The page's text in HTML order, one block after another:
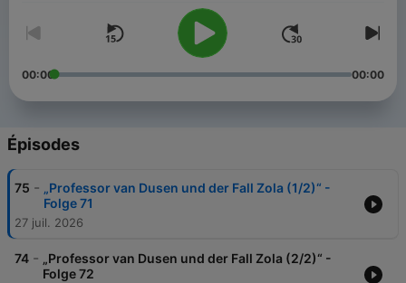
00:00 00:00
Épisodes
75 - „Professor van Dusen und der Fall Zola (1/2)“ -
Folge 71
27 juil. 2026
74 - „Professor van Dusen und der Fall Zola (2/2)“ -
Folge 72